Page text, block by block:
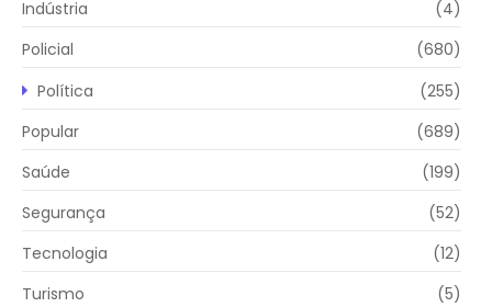
Indústria
(4)
Policial
(680)
Política
(255)
Popular
(689)
Saúde
(199)
Segurança
(52)
Tecnologia
(12)
Turismo
(5)